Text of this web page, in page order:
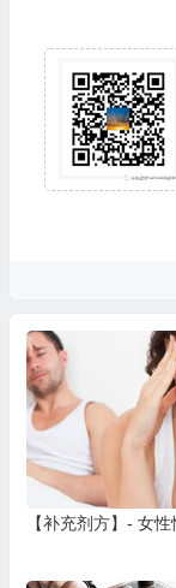
【补充剂方】- 女